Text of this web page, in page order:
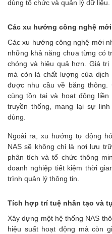
dùng tổ chức và quản lý dữ liệu.
Các xu hướng công nghệ
Các xu hướng công nghệ mới
những khả năng chưa từng có
chóng và hiệu quả hơn. Giá
mà còn là chất lượng của
được nhu cầu về băng thông.
cùng tồn tại và hoạt động
truyền thống, mang lại sự
dùng.
Ngoài ra, xu hướng tự động
NAS sẽ không chỉ là nơi lưu
phân tích và tổ chức thông
doanh nghiệp tiết kiệm thời
trình quản lý thông tin.
Tích hợp trí tuệ nhân tạo và
Xây dựng một hệ thống NAS
hiệu suất hoạt động mà còn